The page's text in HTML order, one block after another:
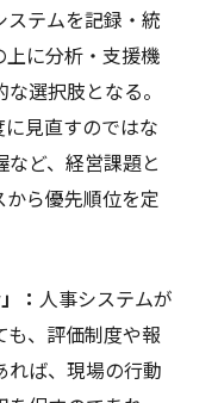
テムを記録・統
に分析・支援機
選択肢となる。
見直すのではな
ど、経営課題と
ら優先順位を定
： 人事システムが
、評価制度や報
れば、現場の行動